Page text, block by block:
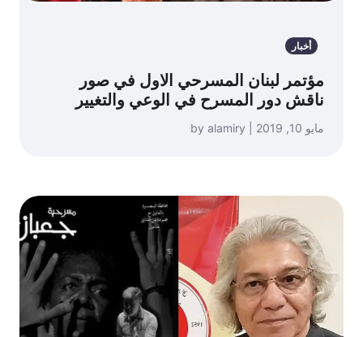
أخبار
مؤتمر لبنان المسرحي الاول في صور
ناقش دور المسرح في الوعي والتغيير
مايو 10, 2019 | by alamiry